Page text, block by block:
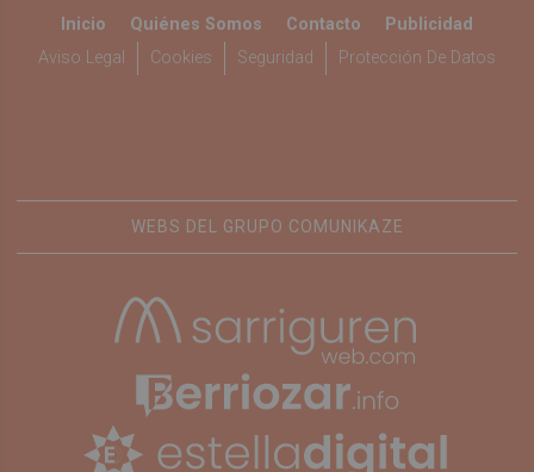
Inicio Quiénes Somos Contacto
Publicidad
Aviso Legal
Cookies Seguridad Protección De Datos
WEBS DEL GRUPO COMUNIKAZE